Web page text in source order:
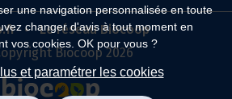
une navigation personnalisée en toute
changer d'avis à tout moment en
vos cookies. OK pour vous ?
et paramétrer les cookies
Le réseau Biocoop
Biocoop 2026